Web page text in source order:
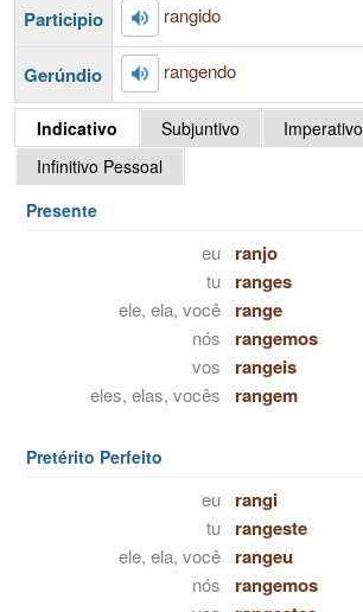
Participio rangido
Gerúndio rangendo
Indicativo Subjuntivo
Imperativo
Infinitivo Pessoal
Presente
eu ranjo
tu ranges
ele, ela, você range
nós rangemos
vos rangeis
eles, elas, vocês rangem
Pretérito Perfeito
eu rangi
tu rangeste
ele, ela, você rangeu
nós rangemos